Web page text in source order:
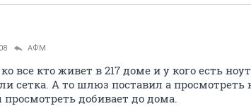
АФМ
все кто живет в 217 доме и у кого есть
сетка. А то шлюз поставил а просмотреть
добивает до дома.